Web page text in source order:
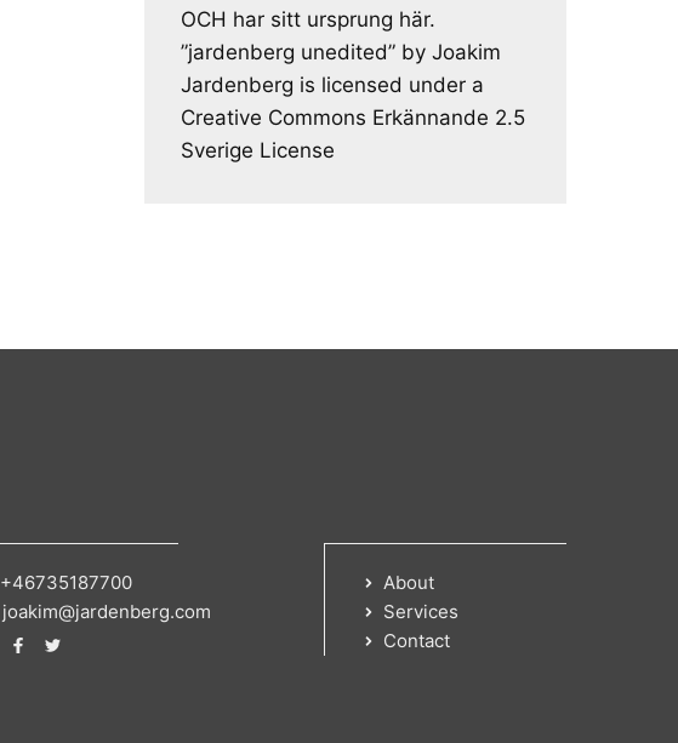
OCH har sitt ursprung här.
”jardenberg unedited” by Joakim
Jardenberg is licensed under a
Creative Commons Erkännande 2.5
Sverige License
+46735187700
joakim@jardenberg.com
About
Services
Contact